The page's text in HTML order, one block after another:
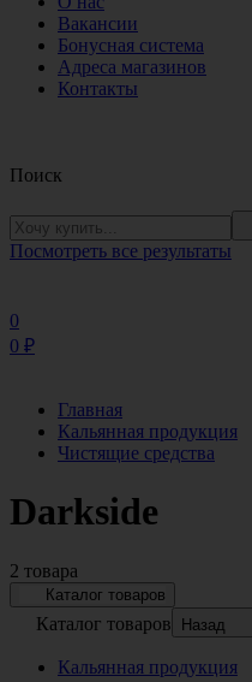
Вакансии
Бонусная система
Адреса магазинов
Контакты
Поиск
Посмотреть все результаты
0
0 ₽
Главная
Кальянная продукция
Чистящие средства
Darkside
2 товара
Каталог товаров
Каталог товаров Назад
Кальянная продукция